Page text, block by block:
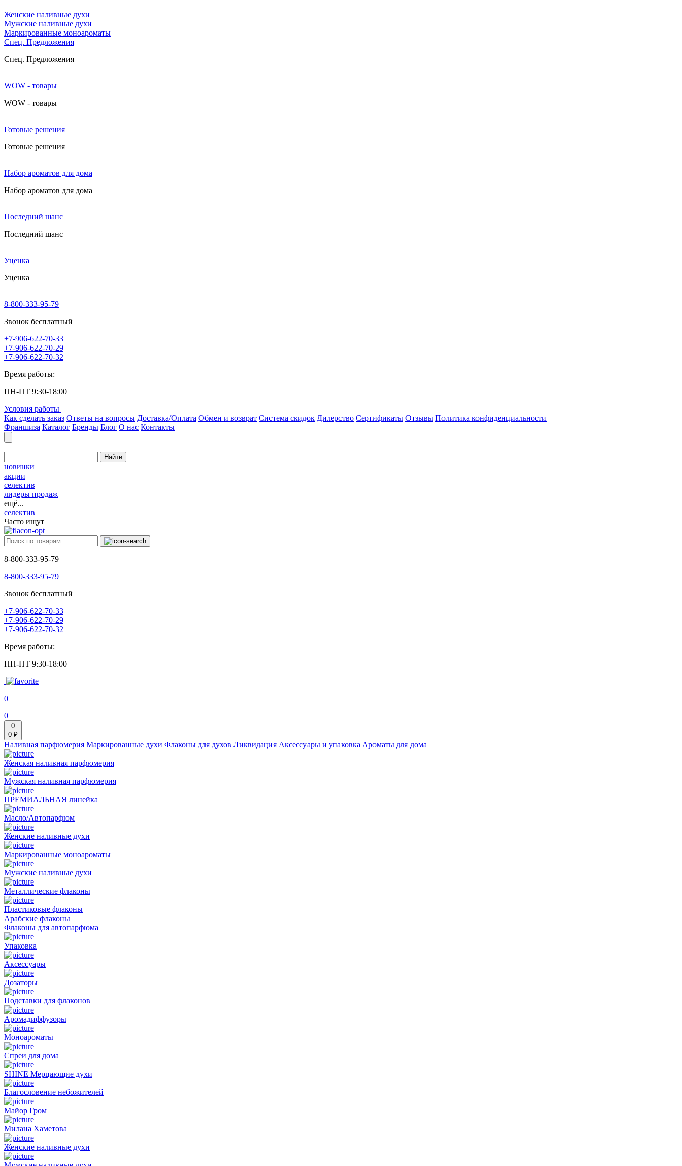
Женские наливные духи
Мужские наливные духи
Маркированные моноароматы
Cпец. Предложения
Cпец. Предложения
WOW - товары
WOW - товары
Готовые решения
Готовые решения
Набор ароматов для дома
Набор ароматов для дома
Последний шанс
Последний шанс
Уценка
Уценка
8-800-333-95-79
Звонок бесплатный
+7-906-622-70-33
+7-906-622-70-29
+7-906-622-70-32
Время работы:
ПН-ПТ 9:30-18:00
Условия работы
Как сделать заказ Ответы на вопросы Доставка/Оплата Обмен и возврат Система скидок Дилерство Сертификаты Отзывы Политика конфиденциальности
Франшиза Каталог Бренды Блог О нас Контакты
Найти
новинки
акции
селектив
лидеры продаж
ещё...
селектив
Часто ищут
8-800-333-95-79
8-800-333-95-79
Звонок бесплатный
+7-906-622-70-33
+7-906-622-70-29
+7-906-622-70-32
Время работы:
ПН-ПТ 9:30-18:00
0
0
0
0 ₽
Наливная парфюмерия Маркированные духи Флаконы для духов Ликвидация Аксессуары и упаковка Ароматы для дома
Женская наливная парфюмерия
Мужская наливная парфюмерия
ПРЕМИАЛЬНАЯ линейка
Масло/Автопарфюм
Женские наливные духи
Маркированные моноароматы
Мужские наливные духи
Металлические флаконы
Пластиковые флаконы
Арабские флаконы
Флаконы для автопарфюма
Упаковка
Аксессуары
Дозаторы
Подставки для флаконов
Аромадиффузоры
Моноароматы
Спреи для дома
SHINE Мерцающие духи
Благословение небожителей
Майор Гром
Милана Хаметова
Женские наливные духи